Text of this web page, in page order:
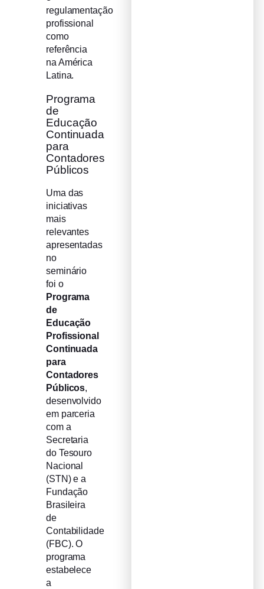
regulamentação
profissional
como
referência
na América
Latina.
Programa
de
Educação
Continuada
para
Contadores
Públicos
Uma das
iniciativas
mais
relevantes
apresentadas
no
seminário
foi o
Programa
de
Educação
Profissional
Continuada
para
Contadores
Públicos,
desenvolvido
em parceria
com a
Secretaria
do Tesouro
Nacional
(STN) e a
Fundação
Brasileira
de
Contabilidade
(FBC). O
programa
estabelece
a